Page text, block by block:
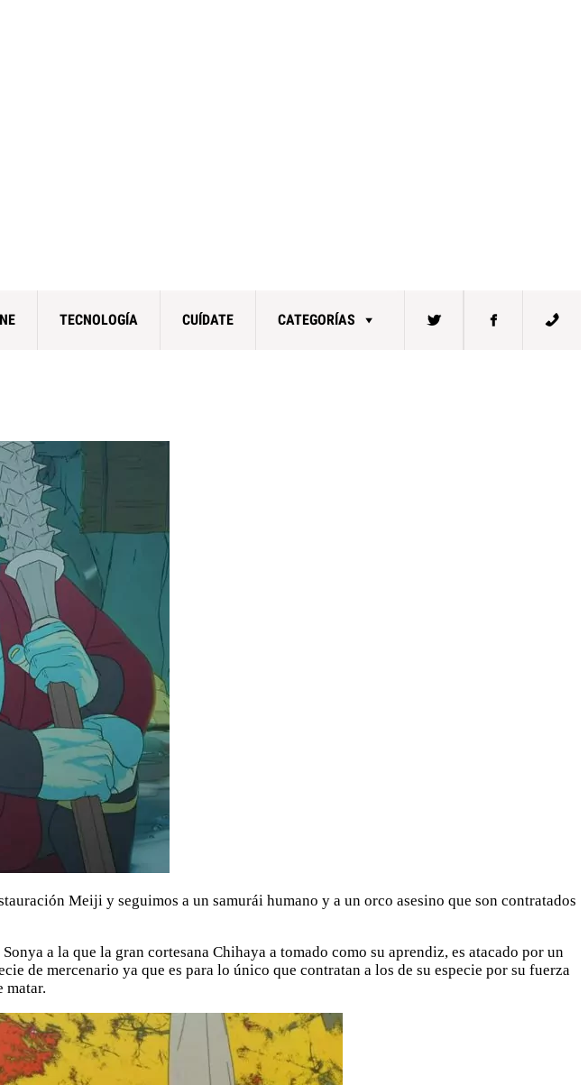
TECNOLOGÍA CUÍDATE CATEGORÍAS
Meiji y seguimos a un samurái humano y a un orco asesino que son contratados
a la que la gran cortesana Chihaya a tomado como su aprendiz, es atacado por un
de mercenario ya que es para lo único que contratan a los de su especie por su fuerza
matar.